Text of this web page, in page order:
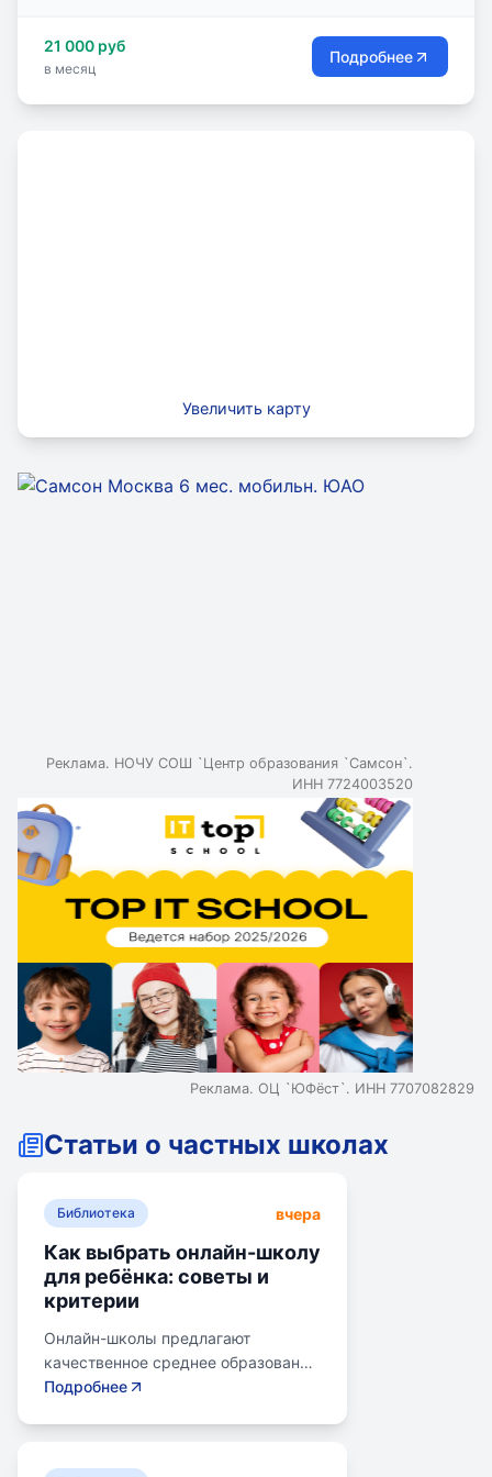
21 000 руб
в месяц
Подробнее
Увеличить карту
Реклама. НОЧУ СОШ `Центр образования `Самсон`.
ИНН 7724003520
Реклама. ОЦ `ЮФёст`. ИНН 7707082829
Статьи о частных школах
Библиотека вчера
Как выбрать онлайн-школу
для ребёнка: советы и
критерии
Онлайн-школы предлагают
качественное среднее образование
без привязки к району. Важно
Подробнее